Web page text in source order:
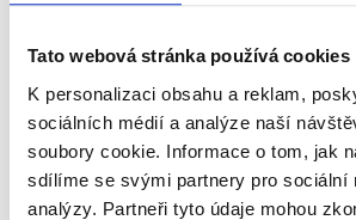
Tato webová stránka používá cookies
K personalizaci obsahu a reklam,
sociálních médií a analýze naší
soubory cookie. Informace o tom, jak
sdílíme se svými partnery pro sociální
analýzy. Partneři tyto údaje mohou
kanálu, kde pravidelně
shrnutí nejzajímavějších
Začněte nás odebírat, a
přehled o tom, jaké
nepravdy se zrovna v